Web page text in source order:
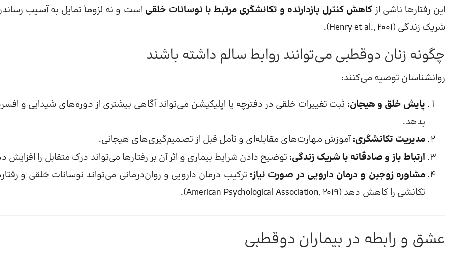
این رفتارها ناشی ازکاهش کنترل بازدارنده و تکانشگری مرتبط با نوسانات خلقی است و نه لزوماً تمایل به آسیب
شریک زندگی (Henry et al., 2001).
چگونه زنان دوقطبی می‌توانند روابط سالم داشته باشند
روانشناسان توصیه می‌کنند:
پایش خلق و هیجان: ثبت تغییرات خلقی در دفترچه یا اپلیکیشن می‌تواند آگاهی بیشتری از دوره‌های شیدایی و
بدهد.
مدیریت تکانشگری:آموزش مهارت‌های مقابله‌ای و تأمل قبل از تصمیم‌گیری‌های هیجانی.
ارتباط باز و صادقانه با شریک زندگی: توضیح دادن شرایط بیماری و اثر آن بر رفتارها می‌تواند درک متقابل را افزایش
مشاوره زوجین و درمان دارویی در صورت نیاز: ترکیب درمان دارویی و روان‌درمانی می‌تواند نوسانات خلقی و
تکانشی را کاهش دهد (American Psychological Association, 2019).
عشق و رابطه در بیماران دوقطبی